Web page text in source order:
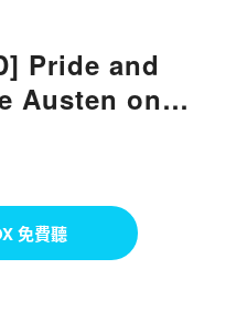
Pride and
Austen on
免費聽